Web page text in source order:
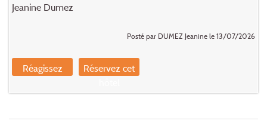
Jeanine Dumez
Posté par DUMEZ Jeanine le 13/07/2026
Réagissez
Réservez cet